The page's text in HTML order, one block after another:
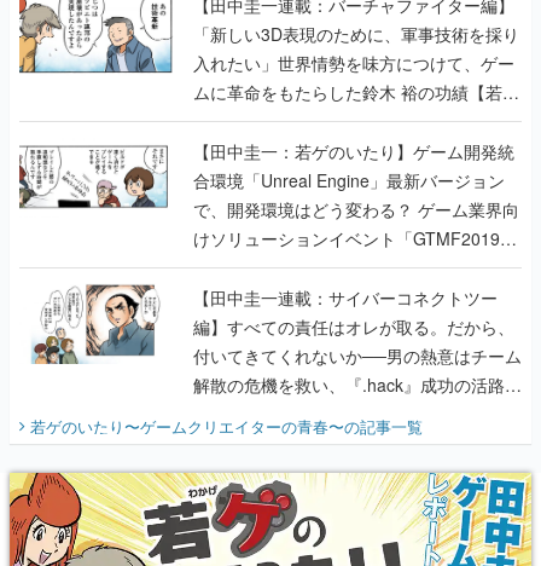
「新しい3D表現のために、軍事技術を採り
入れたい」世界情勢を味方につけて、ゲー
ムに革命をもたらした鈴木 裕の功績【若ゲ
のいたり】
【田中圭一：若ゲのいたり】ゲーム開発統
合環境「Unreal Engine」最新バージョン
で、開発環境はどう変わる？ ゲーム業界向
けソリューションイベント「GTMF2019」
に行って、より理解を深めよう【PR】
【田中圭一連載：サイバーコネクトツー
編】すべての責任はオレが取る。だから、
付いてきてくれないか──男の熱意はチーム
解散の危機を救い、『.hack』成功の活路を
『少年ジャンプ』色だった【若ゲのいた
り】
若ゲのいたり〜ゲームクリエイターの青春〜の記事一覧